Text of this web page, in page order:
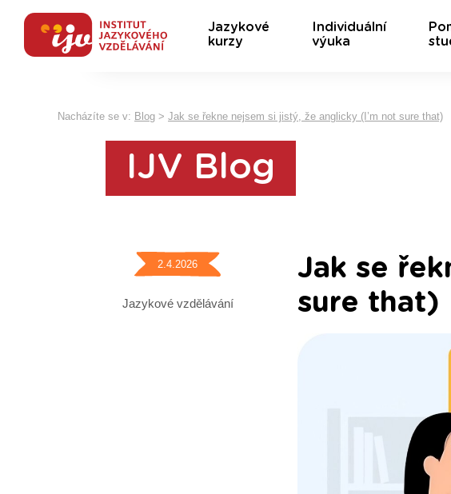
Jazykové
kurzy
Individuální
výuka
Nacházíte se v: Blog > Jak se řekne nejsem si jistý, že anglicky (I’m not sure that)
IJV Blog
Jak se
sure that)
2.4.2026
Jazykové vzdělávání